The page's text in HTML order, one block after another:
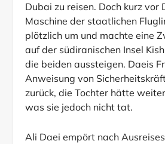
Dubai zu reisen. Doch kurz vor
Maschine der staatlichen
plötzlich um und machte eine
auf der südiranischen Insel
die beiden aussteigen. Daeis
Anweisung von
zurück, die Tochter hätte
was sie jedoch nicht tat.
Ali Daei empört nach